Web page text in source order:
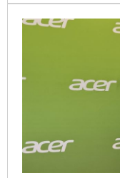
輝達（nVidia）是
布局。